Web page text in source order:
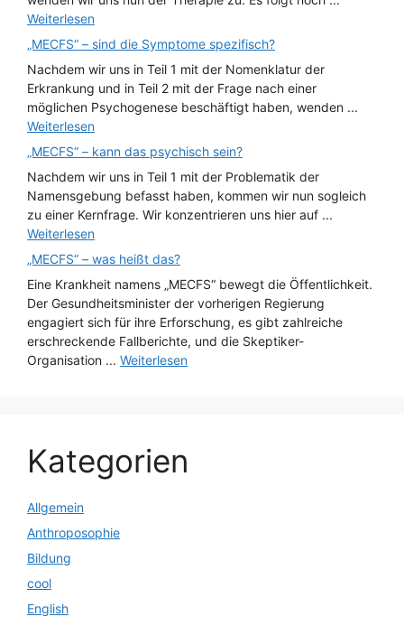
Weiterlesen
„MECFS“ – sind die Symptome spezifisch?
Nachdem wir uns in Teil 1 mit der Nomenklatur der
Erkrankung und in Teil 2 mit der Frage nach einer
möglichen Psychogenese beschäftigt haben, wenden ...
Weiterlesen
„MECFS“ – kann das psychisch sein?
Nachdem wir uns in Teil 1 mit der Problematik der
Namensgebung befasst haben, kommen wir nun sogleich
zu einer Kernfrage. Wir konzentrieren uns hier auf ...
Weiterlesen
„MECFS“ – was heißt das?
Eine Krankheit namens „MECFS“ bewegt die Öffentlichkeit.
Der Gesundheitsminister der vorherigen Regierung
engagiert sich für ihre Erforschung, es gibt zahlreiche
erschreckende Fallberichte, und die Skeptiker-
Organisation ... Weiterlesen
Kategorien
Allgemein
Anthroposophie
Bildung
cool
English